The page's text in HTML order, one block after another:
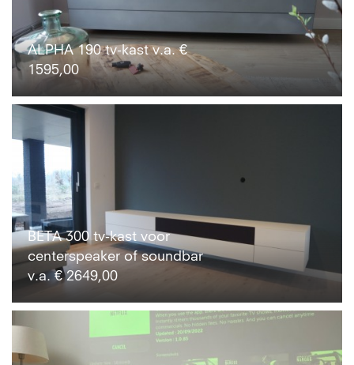
ALPHA 190 tv-kast v.a. €
1595,00
BETA 300 tv-kast voor
centerspeaker of soundbar
v.a. € 2649,00